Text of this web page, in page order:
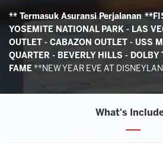
** Termasuk Asuransi Perjalanan
YOSEMITE NATIONAL PARK - LAS
OUTLET - CABAZON OUTLET - USS
QUARTER - BEVERLY HILLS - DOLBY
FAME **NEW YEAR EVE AT
What's